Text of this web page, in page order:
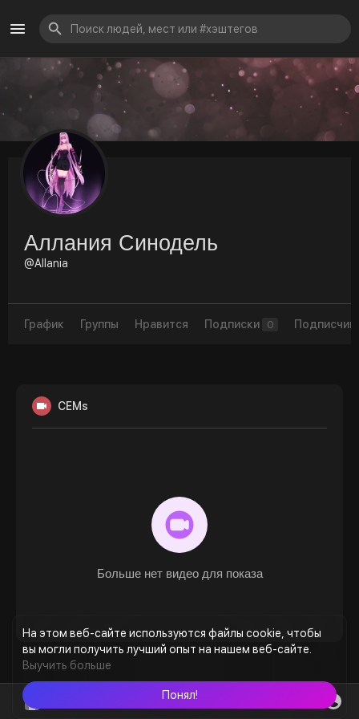
На этом веб-сайте используются файлы cookie, чтобы
вы могли получить лучший опыт на нашем веб-сайте.
Выучить больше
Понял!
Аллания Синодель
@Allania
График Группы Нравится Подписки 0
CEMs
Больше нет видео для показа